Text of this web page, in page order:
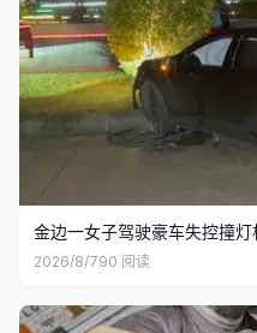
金边一女子驾驶豪车失控撞灯
2026/8/790 阅读